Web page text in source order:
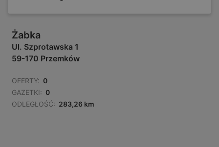
Żabka
Ul. Szprotawska 1
59-170 Przemków
OFERTY: 0
GAZETKI: 0
ODLEGŁOŚĆ: 283,26 km